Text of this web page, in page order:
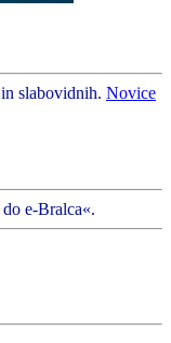
slabovidnih. Novice
e-Bralca«.